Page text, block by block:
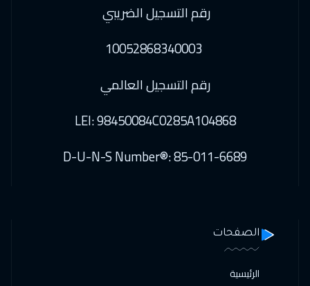
رقم التسجيل الضريبي
رقم التسجيل العالمي
LEI: 98450084C0285A104868
D-U-N-S Number®: 85-011-6689
الصفحات
الرئيسية